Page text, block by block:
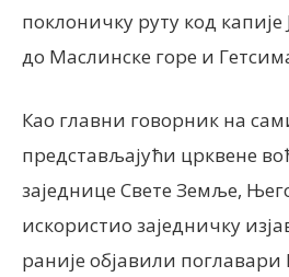
поклоничку руту код капије
до Маслинске горе и
Као главни говорник на
представљајући црквене
заједнице Свете Земље,
искористио заједничку
раније објавили поглавари